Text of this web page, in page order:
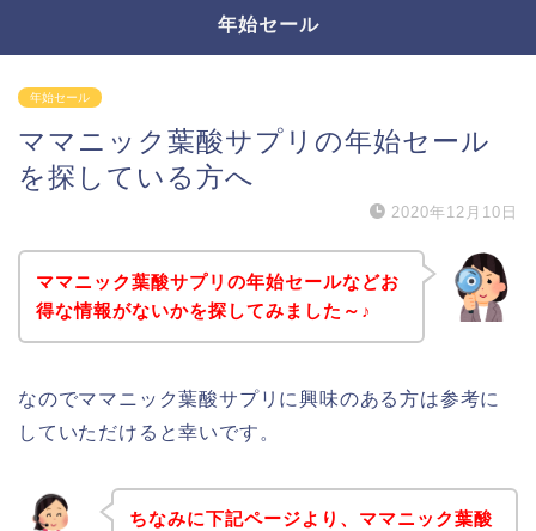
年始セール
年始セール
ママニック葉酸サプリの年始セール
を探している方へ
2020年12月10日
ママニック葉酸サプリの年始セールなどお
得な情報がないかを探してみました～♪
なのでママニック葉酸サプリに興味のある方は参考に
していただけると幸いです。
ちなみに下記ページより、ママニック葉酸